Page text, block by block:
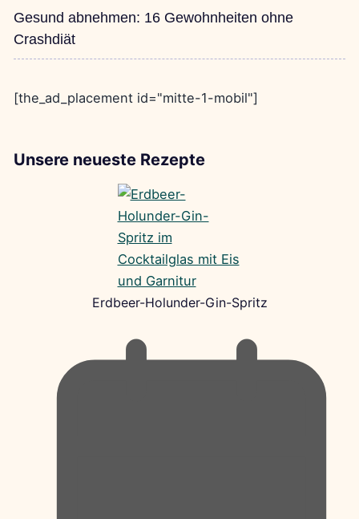
Gesund abnehmen: 16 Gewohnheiten ohne
Crashdiät
[the_ad_placement id="mitte-1-mobil"]
Unsere neueste Rezepte
Erdbeer-Holunder-Gin-Spritz